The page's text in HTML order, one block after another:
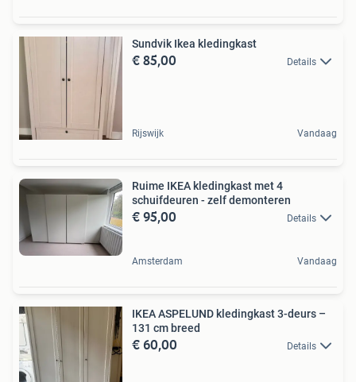
Sundvik Ikea kledingkast
€ 85,00 Details
Rijswijk Vandaag
Ruime IKEA kledingkast met 4
schuifdeuren - zelf demonteren
€ 95,00 Details
Amsterdam Vandaag
IKEA ASPELUND kledingkast 3-deurs –
131 cm breed
€ 60,00 Details